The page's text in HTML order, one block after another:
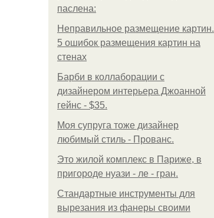
паслена:
Неправильное размещение картин.
5 ошибок размещения картин на
стенах
Барби в коллаборации с
дизайнером интерьера Джоанной
гейнс - $35.
Моя супруга тоже дизайнер
любимый стиль - Прованс.
Это жилой комплекс в Париже, в
пригороде нуази - ле - гран.
Стандартные инструменты для
вырезания из фанеры своими